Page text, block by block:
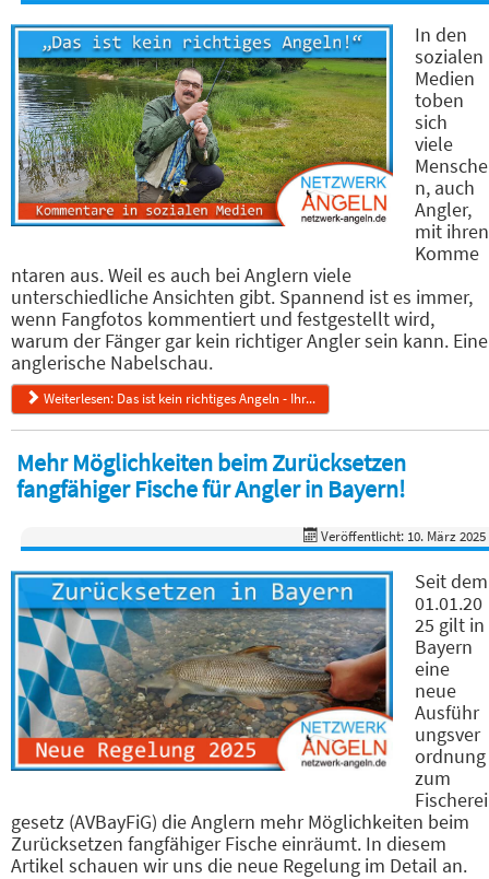
In den
sozialen
Medien
toben
sich
viele
Mensche
n, auch
Angler,
mit ihren
Komme
ntaren aus. Weil es auch bei Anglern viele
unterschiedliche Ansichten gibt. Spannend ist es immer,
wenn Fangfotos kommentiert und festgestellt wird,
warum der Fänger gar kein richtiger Angler sein kann. Eine
anglerische Nabelschau.
Weiterlesen: Das ist kein richtiges Angeln - Ihr...
Mehr Möglichkeiten beim Zurücksetzen
fangfähiger Fische für Angler in Bayern!
Veröffentlicht: 10. März 2025
Seit dem
01.01.20
25 gilt in
Bayern
eine
neue
Ausführ
ungsver
ordnung
zum
Fischerei
gesetz (AVBayFiG) die Anglern mehr Möglichkeiten beim
Zurücksetzen fangfähiger Fische einräumt. In diesem
Artikel schauen wir uns die neue Regelung im Detail an.